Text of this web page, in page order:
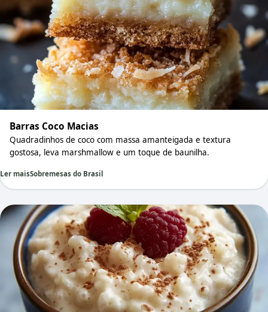
Barras Coco Macias
Quadradinhos de coco com massa amanteigada e textura
gostosa, leva marshmallow e um toque de baunilha.
Ler maisSobremesas do Brasil